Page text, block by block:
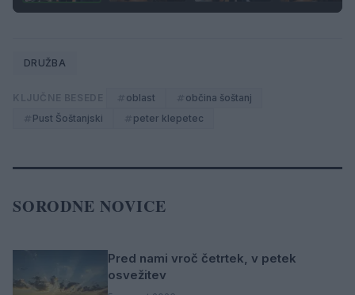
DRUŽBA
oblast
občina šoštanj
Pust Šoštanjski
peter klepetec
SORODNE NOVICE
Pred nami vroč četrtek, v petek
osvežitev